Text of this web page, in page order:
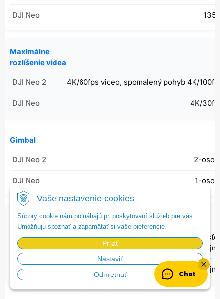
Vaše nastavenie cookies
Súbory cookie nám pomáhajú pri poskytovaní služieb pre vás.
Umožňujú spoznať a zapamätať si vaše preferencie.
Prijať
Nastaviť
Odmietnuť
135
Maximálne
rozlíšenie videa
4K/60fps video, spomalený pohyb 4K/
4K/
Gimbal
2-
1-
Funkcia sledovania
FocusTrack: ActiveTrack (s novou
cyklistiky), Spotlight, Bod
FocusTrack: Reflektor, Bod
Chat